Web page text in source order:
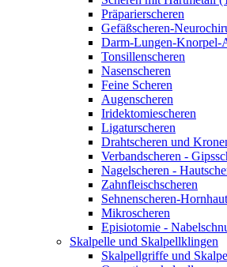
Präparierscheren
Gefäßscheren-
Darm-Lungen-Knorpel-
Tonsillenscheren
Nasenscheren
Feine Scheren
Augenscheren
Iridektomiescheren
Ligaturscheren
Drahtscheren und
Verbandscheren -
Nagelscheren -
Zahnfleischscheren
Sehnenscheren-
Mikroscheren
Episiotomie -
Skalpelle und Skalpellklingen
Skalpellgriffe und